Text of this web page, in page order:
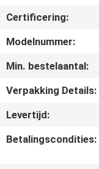
ONS
Certificering:
Modelnummer:
Min. bestelaantal:
Verpakking Details:
Levertijd:
Betalingscondities: